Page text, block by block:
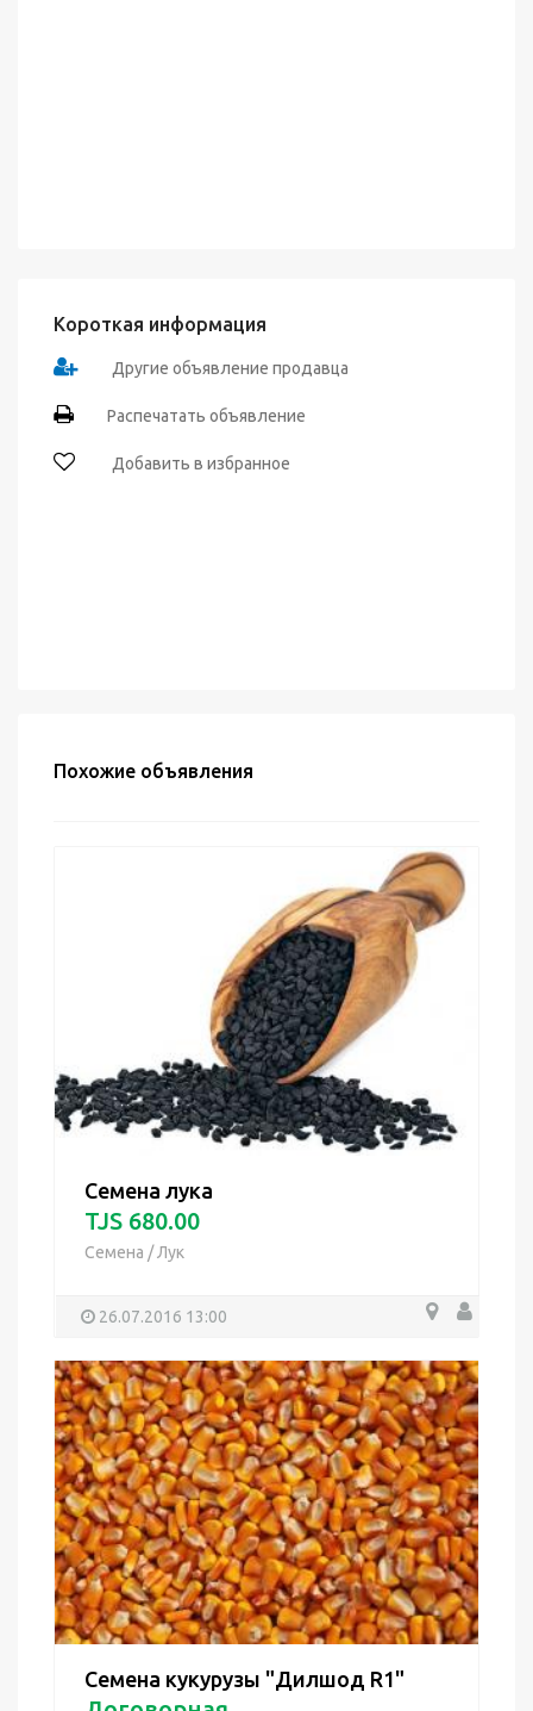
Короткая информация
Другие объявление продавца
Распечатать объявление
Добавить в избранное
Похожие объявления
Семена лука
TJS 680.00
Семена /Лук
26.07.2016 13:00
Семена кукурузы "Дилшод R1"